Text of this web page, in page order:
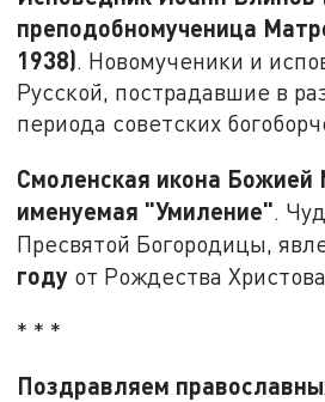
преподобномученица
1938). Новомученики и
Русской, пострадавшие в
периода советских
Смоленская икона Божией
именуемая "Умиление".
Пресвятой Богородицы,
году от Рождества
* * *
Поздравляем